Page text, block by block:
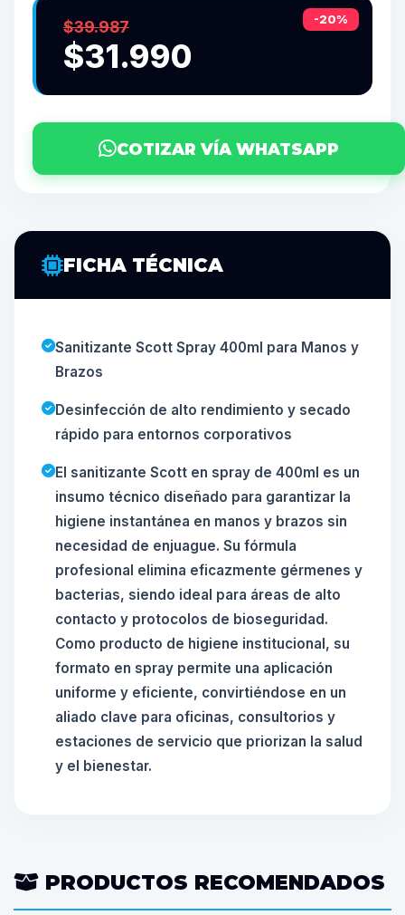
-20%
$39.987
$31.990
COTIZAR VÍA WHATSAPP
FICHA TÉCNICA
Sanitizante Scott Spray 400ml para Manos y
Brazos
Desinfección de alto rendimiento y secado
rápido para entornos corporativos
El sanitizante Scott en spray de 400ml es un
insumo técnico diseñado para garantizar la
higiene instantánea en manos y brazos sin
necesidad de enjuague. Su fórmula
profesional elimina eficazmente gérmenes y
bacterias, siendo ideal para áreas de alto
contacto y protocolos de bioseguridad.
Como producto de higiene institucional, su
formato en spray permite una aplicación
uniforme y eficiente, convirtiéndose en un
aliado clave para oficinas, consultorios y
estaciones de servicio que priorizan la salud
y el bienestar.
PRODUCTOS RECOMENDADOS